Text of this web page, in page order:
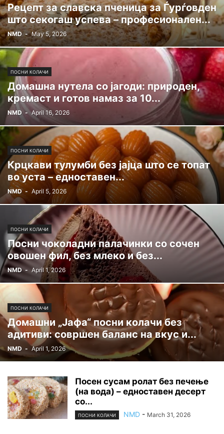
Рецепт за славска пченица за Ѓурѓовден
што секогаш успева – професионален...
NMD - May 5, 2026
ПОСНИ КОЛАЧИ
Домашна нутела со јагоди: природен,
кремаст и готов намаз за 10...
NMD - April 16, 2026
ПОСНИ КОЛАЧИ
Крцкави тулумби без јајца што се топат
во уста – едноставен...
NMD - April 5, 2026
ПОСНИ КОЛАЧИ
Посни чоколадни палачинки со сочен
овошен фил, без млеко и без...
NMD - April 1, 2026
ПОСНИ КОЛАЧИ
Домашни „Јафа“ посни колачи без
адитиви: совршен баланс на вкус и...
NMD - April 1, 2026
Посен сусам ролат без печење
(на вода) – едноставен десерт
со...
ПОСНИ КОЛАЧИ NMD - March 31, 2026